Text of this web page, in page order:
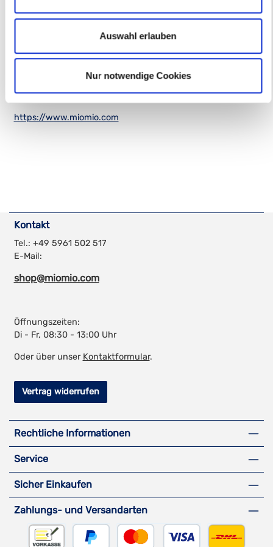
Auswahl erlauben
Nur notwendige Cookies
Neuer Grund 24
Telefon: +49 (0) 5961 / 502 - 517
info@miomio.com
https://www.miomio.com
Kontakt
Tel.: +49 5961 502 517
E-Mail:
shop@miomio.com
Öffnungszeiten:
Di - Fr, 08:30 - 13:00 Uhr
Oder über unser Kontaktformular.
Vertrag widerrufen
Rechtliche Informationen
Service
Sicher Einkaufen
Zahlungs- und Versandarten